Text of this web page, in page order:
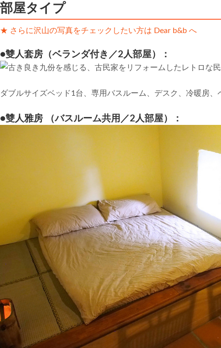
部屋タイプ
★ さらに沢山の写真をチェックしたい方は Dear b&b へ
●雙人套房（ベランダ付き／2人部屋）：
ダブルサイズベッド1台、専用バスルーム、デスク、冷暖房、
●雙人雅房 （バスルーム共用／2人部屋）：